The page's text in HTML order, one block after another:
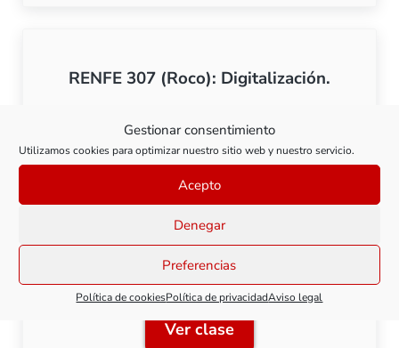
Gestionar consentimiento
Utilizamos cookies para optimizar nuestro sitio web y nuestro servicio.
Acepto
Denegar
Preferencias
Política de cookiesPolítica de privacidadAviso legal
RENFE 307 (Roco): Digitalización.
Ver claseRENFE 307 (Roco):
RENFE 307 (Roco): Transformación a
sistema tres carriles.
Ver claseRENFE 307 (Roco):